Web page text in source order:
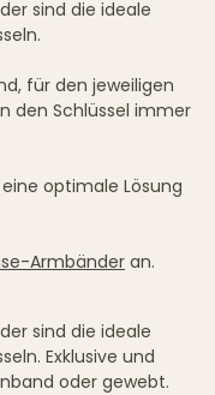
sind die ideale
für den jeweiligen
den Schlüssel immer
optimale Lösung
Armbänder an.
sind die ideale
Exklusive und
oder gewebt.